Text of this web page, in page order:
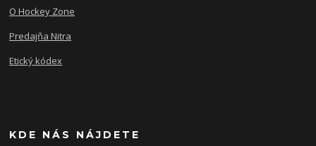
O Hockey Zone
Predajňa Nitra
Etický kódex
KDE NÁS NÁJDETE